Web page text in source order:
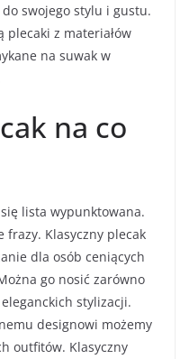
swojego stylu i gustu.
z materiałów
na suwak w
na co
lista wypunktowana.
frazy. Klasyczny plecak
dla osób ceniących
go nosić zarówno
stylizacji.
designowi możemy
outfitów. Klasyczny